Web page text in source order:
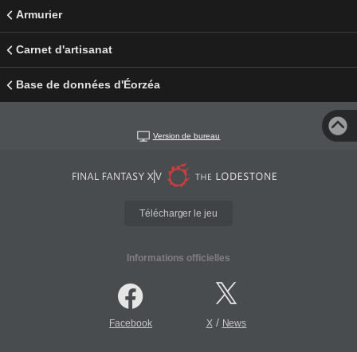
Armurier
Carnet d'artisanat
Base de données d'Éorzéa
Version de bureau
Télécharger le jeu
Informations officielles
Facebook X/ News